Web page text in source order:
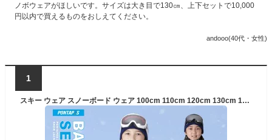
ノボウェアがほしいです。サイズは大き目で130㎝、上下セットで10,000
円以内で買えるものをおしえてください。
andooo(40代・女性)
1
スキー ウェア スノーボード ウェア 100cm 110cm 120cm 130cm 140cm 150cm キッズ ボードウェア スノボウェア ジュニア スノボ スノボー ウエア スノーウェア 上下セット ジャケット パンツ 激安 子供用 メンズ レディース PJS-110PR